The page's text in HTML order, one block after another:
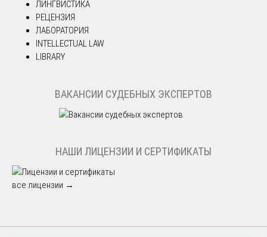
ЛИНГВИСТИКА
РЕЦЕНЗИЯ
ЛАБОРАТОРИЯ
INTELLECTUAL LAW
LIBRARY
ВАКАНСИИ СУДЕБНЫХ ЭКСПЕРТОВ
НАШИ ЛИЦЕНЗИИ И СЕРТИФИКАТЫ
все лицензии →